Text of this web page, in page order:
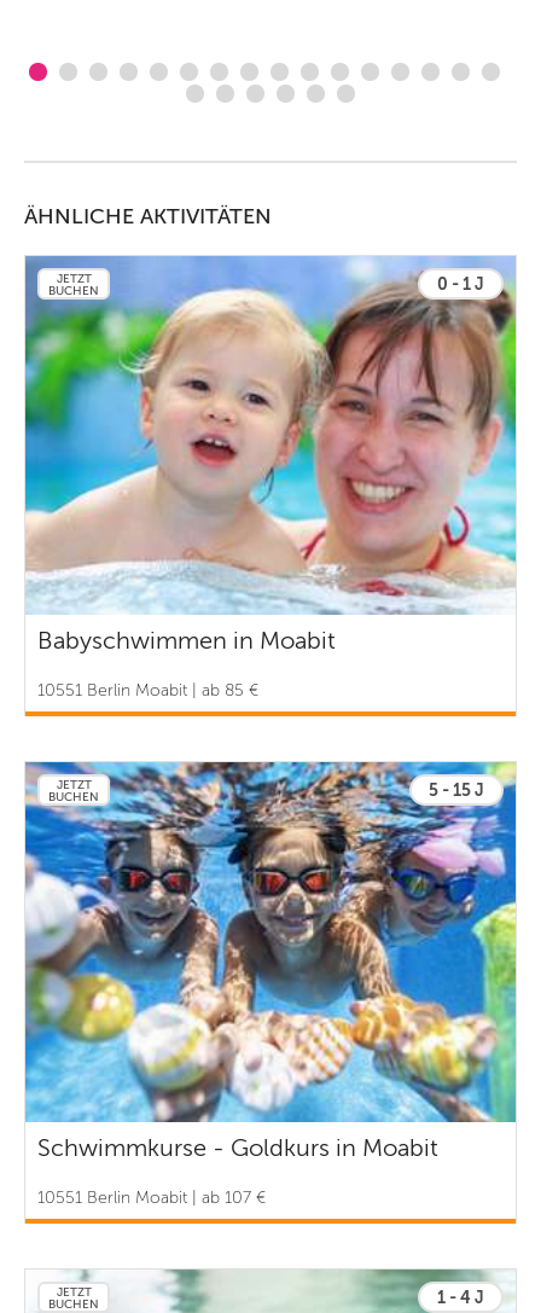
ÄHNLICHE AKTIVITÄTEN
JETZT
BUCHEN
0 - 1 J
Babyschwimmen in Moabit
10551 Berlin Moabit | ab 85 €
JETZT
BUCHEN
5 - 15 J
Schwimmkurse - Goldkurs in Moabit
10551 Berlin Moabit | ab 107 €
JETZT
BUCHEN
1 - 4 J